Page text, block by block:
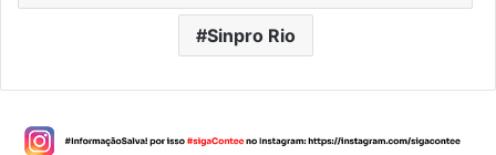
Sinpro Rio